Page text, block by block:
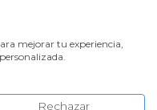
mejorar tu experiencia,
Rechazar